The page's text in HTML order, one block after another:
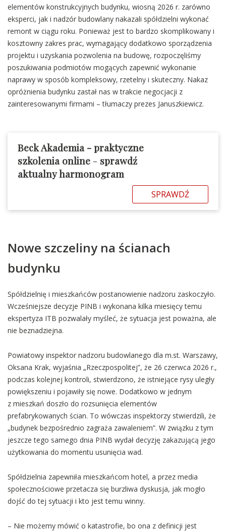
elementów konstrukcyjnych budynku, wiosną 2026 r. zarówno
eksperci, jak i nadzór budowlany nakazali spółdzielni wykonać
remont w ciągu roku. Ponieważ jest to bardzo skomplikowany i
kosztowny zakres prac, wymagający dodatkowo sporządzenia
projektu i uzyskania pozwolenia na budowę, rozpoczęliśmy
poszukiwania podmiotów mogących zapewnić wykonanie
naprawy w sposób kompleksowy, rzetelny i skuteczny. Nakaz
opróżnienia budynku zastał nas w trakcie negocjacji z
zainteresowanymi firmami – tłumaczy prezes Januszkiewicz.
Beck Akademia - praktyczne
szkolenia online - sprawdź
aktualny harmonogram
SPRAWDŹ
Nowe szczeliny na ścianach
budynku
Spółdzielnię i mieszkańców postanowienie nadzoru zaskoczyło.
Wcześniejsze decyzje PINB i wykonana kilka miesięcy temu
ekspertyza ITB pozwalały myśleć, że sytuacja jest poważna, ale
nie beznadziejna.
Powiatowy inspektor nadzoru budowlanego dla m.st. Warszawy,
Oksana Krak, wyjaśnia „Rzeczpospolitej”, że 26 czerwca 2026 r.,
podczas kolejnej kontroli, stwierdzono, że istniejące rysy uległy
powiększeniu i pojawiły się nowe. Dodatkowo w jednym
z mieszkań doszło do rozsunięcia elementów
prefabrykowanych ścian. To wówczas inspektorzy stwierdzili, że
„budynek bezpośrednio zagraża zawaleniem”. W związku z tym
jeszcze tego samego dnia PINB wydał decyzję zakazującą jego
użytkowania do momentu usunięcia wad.
Spółdzielnia zapewniła mieszkańcom hotel, a przez media
społecznościowe przetacza się burzliwa dyskusja, jak mogło
dojść do tej sytuacji i kto jest temu winny.
– Nie możemy mówić o katastrofie, bo ona z definicji jest